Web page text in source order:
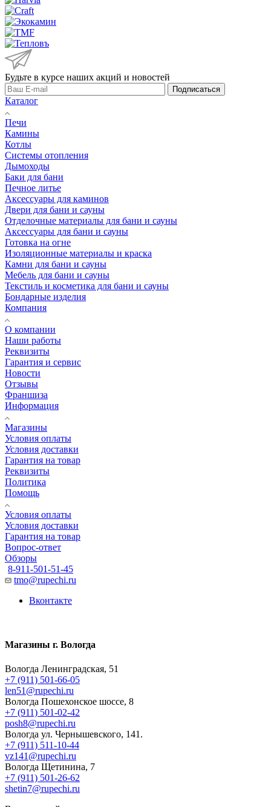
Будьте в курсе наших акций и новостей
Подписаться
Каталог
Печи
Камины
Котлы
Системы отопления
Дымоходы
Баки для бани
Печное литье
Аксессуары для каминов
Двери для бани и сауны
Отделочные материалы для бани и сауны
Аксессуары для бани и сауны
Готовка на огне
Изоляционные материалы и краска
Камни для бани и сауны
Мебель для бани и сауны
Текстиль и косметика для бани и сауны
Бондарные изделия
Компания
О компании
Наши работы
Реквизиты
Гарантия и сервис
Новости
Отзывы
Франшиза
Информация
Магазины
Условия оплаты
Условия доставки
Гарантия на товар
Реквизиты
Политика
Помощь
Условия оплаты
Условия доставки
Гарантия на товар
Вопрос-ответ
Обзоры
8-911-501-51-45
tmo@rupechi.ru
Вконтакте
Магазины г. Вологда
Вологда Ленинградская, 51
+7 (911) 501-66-05
len51@rupechi.ru
Вологда Пошехонское шоссе, 8
+7 (911) 501-02-42
posh8@rupechi.ru
Вологда ул. Чернышевского, 141.
+7 (911) 511-10-44
vz141@rupechi.ru
Вологда Щетинина, 7
+7 (911) 501-26-62
shetin7@rupechi.ru